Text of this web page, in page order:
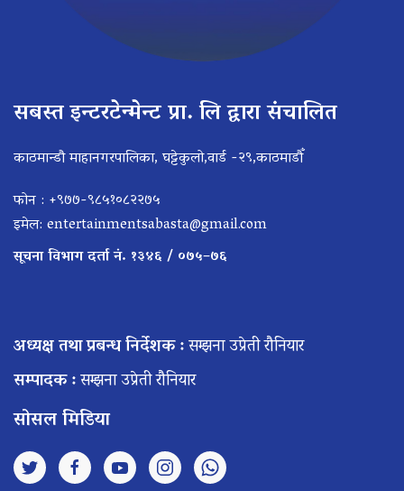
सबस्त इन्टरटेन्मेन्ट प्रा. लि द्वारा संचालित
काठमान्डौ माहानगरपालिका, घट्टेकुलो,वार्ड -२९,काठमाडौँ
फोन : +९७७-९८५१०८२२७५
इमेल: entertainmentsabasta@gmail.com
सूचना विभाग दर्ता नं. १३४६ / ०७५–७६
अध्यक्ष तथा प्रबन्ध निर्देशक :सम्झना उप्रेती रौनियार
सम्पादक :सम्झना उप्रेती रौनियार
सोसल मिडिया